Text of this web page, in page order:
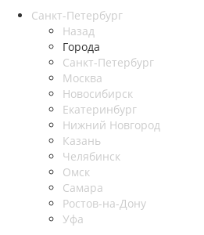
Санкт-Петербург
Назад
Города
Санкт-Петербург
Москва
Новосибирск
Екатеринбург
Нижний Новгород
Казань
Челябинск
Омск
Самара
Ростов-на-Дону
Уфа